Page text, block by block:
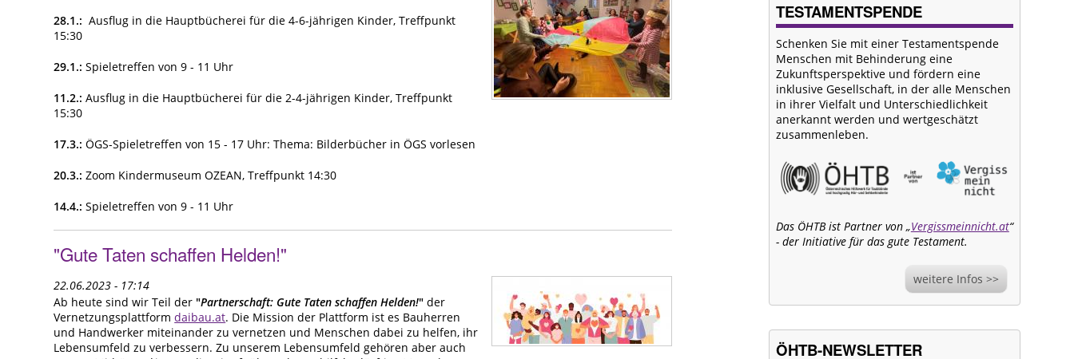
28.1.: Ausflug in die Hauptbücherei für die 4-6-jährigen Kinder, Treffpunkt
15:30
29.1.:Spieletreffen von 9 - 11 Uhr
11.2.:Ausflug in die Hauptbücherei für die 2-4-jährigen Kinder, Treffpunkt
15:30
17.3.: ÖGS-Spieletreffen von 15 - 17 Uhr: Thema: Bilderbücher in ÖGS vorlesen
20.3.:Zoom Kindermuseum OZEAN, Treffpunkt 14:30
14.4.:Spieletreffen von 9 - 11 Uhr
"Gute Taten schaffen Helden!"
22.06.2023 - 17:14
Ab heute sind wir Teil der "Partnerschaft: Gute Taten schaffen Helden!" der
Vernetzungsplattformdaibau.at. Die Mission der Plattform ist es Bauherren
und Handwerker miteinander zu vernetzen und Menschen dabei zu helfen, ihr
Lebensumfeld zu verbessern. Zu unserem Lebensumfeld gehören aber auch
TESTAMENTSPENDE
Schenken Sie mit einer Testamentspende
Menschen mit Behinderung eine
Zukunftsperspektive und fördern eine
inklusive Gesellschaft, in der alle Menschen
in ihrer Vielfalt und Unterschiedlichkeit
anerkannt werden und wertgeschätzt
zusammenleben.
Das ÖHTB ist Partner von „Vergissmeinnicht.at“
- der Initiative für das gute Testament.
weitere Infos >>
ÖHTB-NEWSLETTER